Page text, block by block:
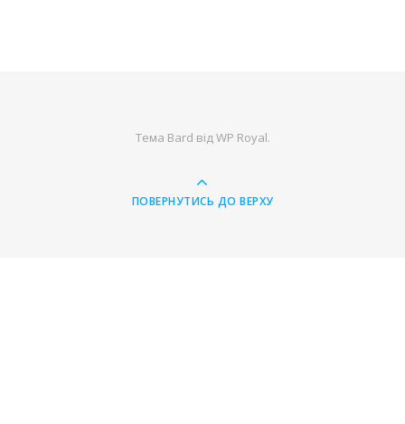
Тема Bard відWP Royal.
ПОВЕРНУТИСЬ ДО ВЕРХУ